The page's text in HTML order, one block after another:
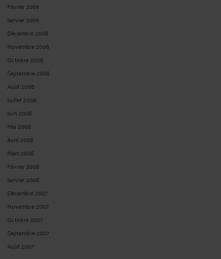
Février 2009
Janvier 2009
Décembre 2008
Novembre 2008
Octobre 2008
Septembre 2008
Août 2008
Juillet 2008
Juin 2008
Mai 2008
Avril 2008
Mars 2008
Février 2008
Janvier 2008
Décembre 2007
Novembre 2007
Octobre 2007
Septembre 2007
Août 2007